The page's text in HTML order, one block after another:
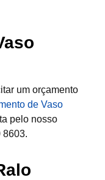
um orçamento
de Vaso
pelo nosso
8603.